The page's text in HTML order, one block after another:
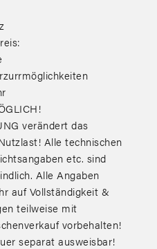
verändert das
Alle technischen
etc. sind
Alle Angaben
auf Vollständigkeit &
teilweise mit
vorbehalten!
separat ausweisbar!